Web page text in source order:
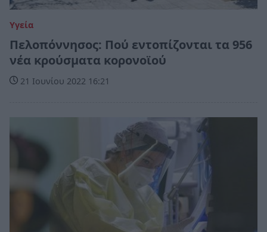
Υγεία
Πελοπόννησος: Πού εντοπίζονται τα 956
νέα κρούσματα κορονοϊού
21 Ιουνίου 2022 16:21